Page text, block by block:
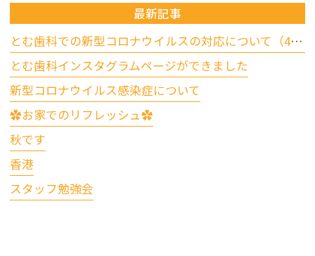
最新記事
とむ歯科での新型コロナウイルスの対応について（4/17更新）
とむ歯科インスタグラムページができました
新型コロナウイルス感染症について
✿お家でのリフレッシュ✿
秋です
香港
スタッフ勉強会